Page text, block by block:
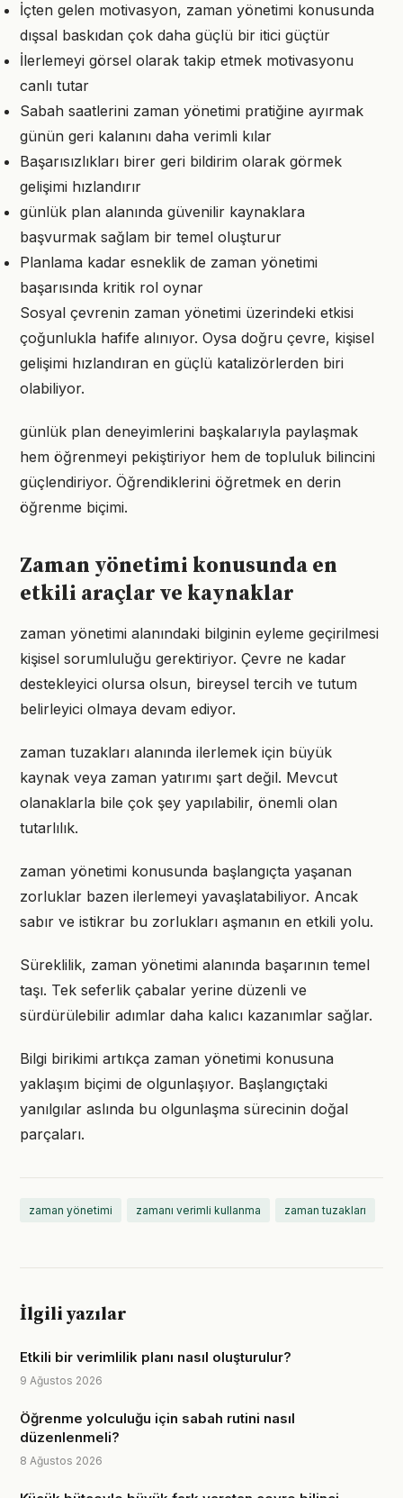
İçten gelen motivasyon, zaman yönetimi konusunda
dışsal baskıdan çok daha güçlü bir itici güçtür
İlerlemeyi görsel olarak takip etmek motivasyonu
canlı tutar
Sabah saatlerini zaman yönetimi pratiğine ayırmak
günün geri kalanını daha verimli kılar
Başarısızlıkları birer geri bildirim olarak görmek
gelişimi hızlandırır
günlük plan alanında güvenilir kaynaklara
başvurmak sağlam bir temel oluşturur
Planlama kadar esneklik de zaman yönetimi
başarısında kritik rol oynar
Sosyal çevrenin zaman yönetimi üzerindeki etkisi
çoğunlukla hafife alınıyor. Oysa doğru çevre, kişisel
gelişimi hızlandıran en güçlü katalizörlerden biri
olabiliyor.
günlük plan deneyimlerini başkalarıyla paylaşmak
hem öğrenmeyi pekiştiriyor hem de topluluk bilincini
güçlendiriyor. Öğrendiklerini öğretmek en derin
öğrenme biçimi.
Zaman yönetimi konusunda en
etkili araçlar ve kaynaklar
zaman yönetimi alanındaki bilginin eyleme geçirilmesi
kişisel sorumluluğu gerektiriyor. Çevre ne kadar
destekleyici olursa olsun, bireysel tercih ve tutum
belirleyici olmaya devam ediyor.
zaman tuzakları alanında ilerlemek için büyük
kaynak veya zaman yatırımı şart değil. Mevcut
olanaklarla bile çok şey yapılabilir, önemli olan
tutarlılık.
zaman yönetimi konusunda başlangıçta yaşanan
zorluklar bazen ilerlemeyi yavaşlatabiliyor. Ancak
sabır ve istikrar bu zorlukları aşmanın en etkili yolu.
Süreklilik, zaman yönetimi alanında başarının temel
taşı. Tek seferlik çabalar yerine düzenli ve
sürdürülebilir adımlar daha kalıcı kazanımlar sağlar.
Bilgi birikimi artıkça zaman yönetimi konusuna
yaklaşım biçimi de olgunlaşıyor. Başlangıçtaki
yanılgılar aslında bu olgunlaşma sürecinin doğal
parçaları.
zaman yönetimi zamanı verimli kullanma zaman tuzakları
İlgili yazılar
Etkili bir verimlilik planı nasıl oluşturulur?
9 Ağustos 2026
Öğrenme yolculuğu için sabah rutini nasıl
düzenlenmeli?
8 Ağustos 2026